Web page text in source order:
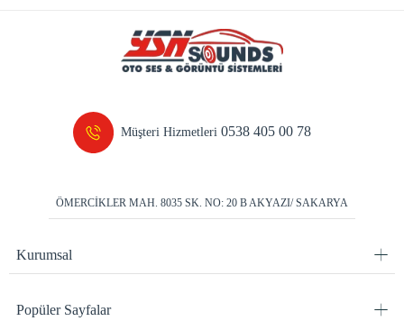
Müşteri Hizmetleri0538 405 00 78
ÖMERCİKLER MAH. 8035 SK. NO: 20 B AKYAZI/ SAKARYA
Kurumsal
Popüler Sayfalar